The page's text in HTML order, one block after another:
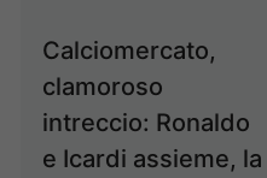
Calciomercato,
clamoroso
intreccio: Ronaldo
e Icardi assieme, la